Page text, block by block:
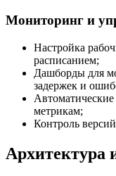
Мониторинг и
Настройка
расписанием;
Дашборды для
задержек и
метрикам;
Контроль
Архитектура